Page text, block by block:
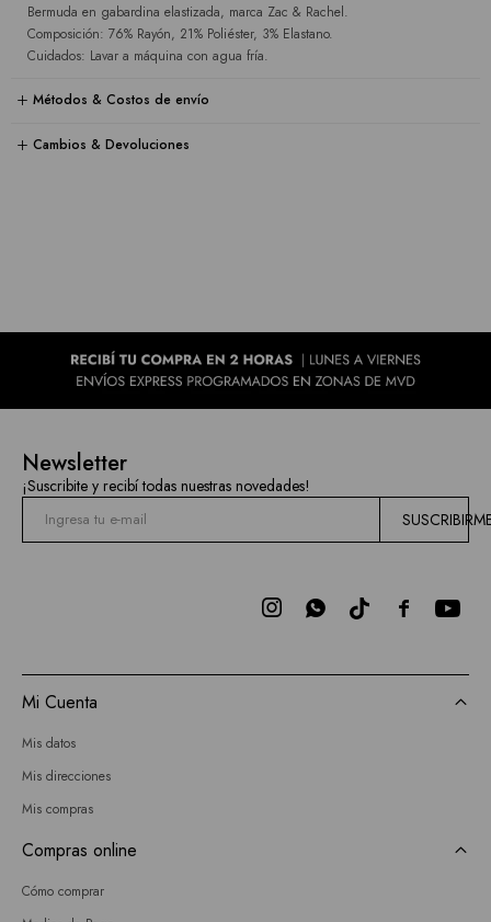
Bermuda en gabardina elastizada, marca Zac & Rachel.
Composición: 76% Rayón, 21% Poliéster, 3% Elastano.
Cuidados: Lavar a máquina con agua fría.
Métodos & Costos de envío
Cambios & Devoluciones
Newsletter
¡Suscribite y recibí todas nuestras novedades!

 
Mi Cuenta
Mis datos
Mis direcciones
Mis compras
Compras online
Cómo comprar